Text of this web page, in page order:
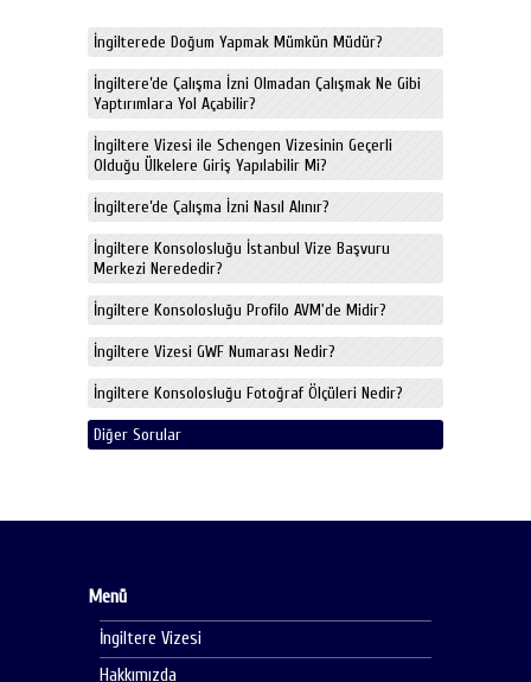
İngilterede Doğum Yapmak Mümkün Müdür?
İngiltere’de Çalışma İzni Olmadan Çalışmak Ne Gibi
Yaptırımlara Yol Açabilir?
İngiltere Vizesi ile Schengen Vizesinin Geçerli
Olduğu Ülkelere Giriş Yapılabilir Mi?
İngiltere’de Çalışma İzni Nasıl Alınır?
İngiltere Konsolosluğu İstanbul Vize Başvuru
Merkezi Nerededir?
İngiltere Konsolosluğu Profilo AVM'de Midir?
İngiltere Vizesi GWF Numarası Nedir?
İngiltere Konsolosluğu Fotoğraf Ölçüleri Nedir?
Diğer Sorular
Menü
İngiltere Vizesi
Hakkımızda